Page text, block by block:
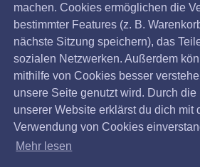
machen. Cookies ermöglichen die
bestimmter Features (z. B.
nächste Sitzung speichern), das
sozialen Netzwerken. Außerdem
mithilfe von Cookies besser
unsere Seite genutzt wird. Durch die
unserer Website erklärst du dich mit
Verwendung von Cookies
Mehr lesen
Absagen
Coronavirus (COVID 19)